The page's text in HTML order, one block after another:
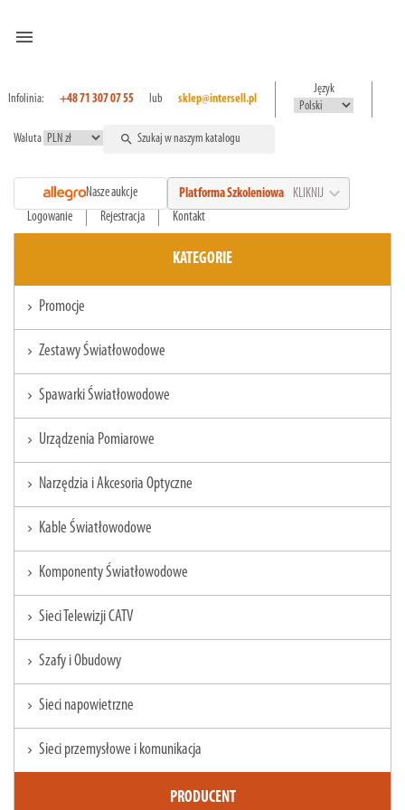
menu
Infolinia: +48 71 307 07 55 lub sklep@intersell.pl
Język
Waluta search
Nasze aukcje Platforma Szkoleniowa KLIKNIJ expand_more
Logowanie Rejestracja Kontakt
KATEGORIE
chevron_right Promocje
chevron_right Zestawy Światłowodowe
chevron_right Spawarki Światłowodowe
chevron_right Urządzenia Pomiarowe
chevron_right Narzędzia i Akcesoria Optyczne
chevron_right Kable Światłowodowe
chevron_right Komponenty Światłowodowe
chevron_right Sieci Telewizji CATV
chevron_right Szafy i Obudowy
chevron_right Sieci napowietrzne
chevron_right Sieci przemysłowe i komunikacja
PRODUCENT